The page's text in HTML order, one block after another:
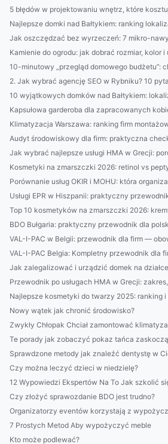
5 błędów w projektowaniu wnętrz, które
Najlepsze domki nad Bałtykiem: ranking
Jak oszczędzać bez wyrzeczeń: 7 mikro-
Kamienie do ogrodu: jak dobrać rozmiar, kolor i
10-minutowy „przegląd domowego budżetu”:
2. Jak wybrać agencję SEO w Rybniku? 10
10 wyjątkowych domków nad Bałtykiem:
Kapsułowa garderoba dla zapracowanych
Klimatyzacja Warszawa: ranking firm
Audyt środowiskowy dla firm: praktyczna
Jak wybrać najlepsze usługi HMA w Grecji:
Kosmetyki na zmarszczki 2026: retinol vs
Porównanie usług OKIR i MOHU: która
Usługi EPR w Hiszpanii: praktyczny
Top 10 kosmetyków na zmarszczki 2026:
BDO Bułgaria: praktyczny przewodnik dla
VAL-I-PAC w Belgii: przewodnik dla firm —
VAL-I-PAC Belgia: Kompletny przewodnik dla
Jak zalegalizować i urządzić domek na
Przewodnik po usługach HMA w Grecji:
Najlepsze kosmetyki do twarzy 2025: ranking
Nowy wątek jak chronić środowisko?
Zwykły Chłopak Chciał zamontować
Te porady jak zobaczyć pokaz tańca
Sprawdzone metody jak znaleźć dentystę w
Czy można leczyć dzieci w niedzielę?
12 Wypowiedzi Ekspertów Na To Jak szkolić
Czy złożyć sprawozdanie BDO jest trudno?
Organizatorzy eventów korzystają z
7 Prostych Metod Aby wypożyczyć meble
Kto może podlewać?